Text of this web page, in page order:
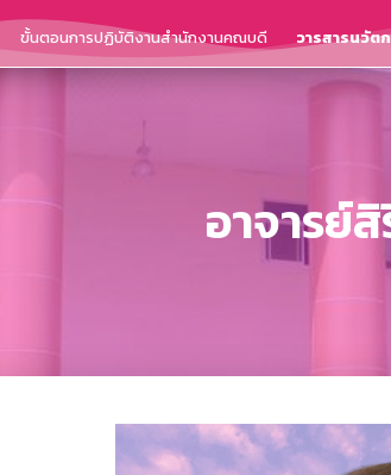
ขั้นตอนการปฏิบัติงานสำนักงานคณบดี วารสารนวัต
อาจารย์